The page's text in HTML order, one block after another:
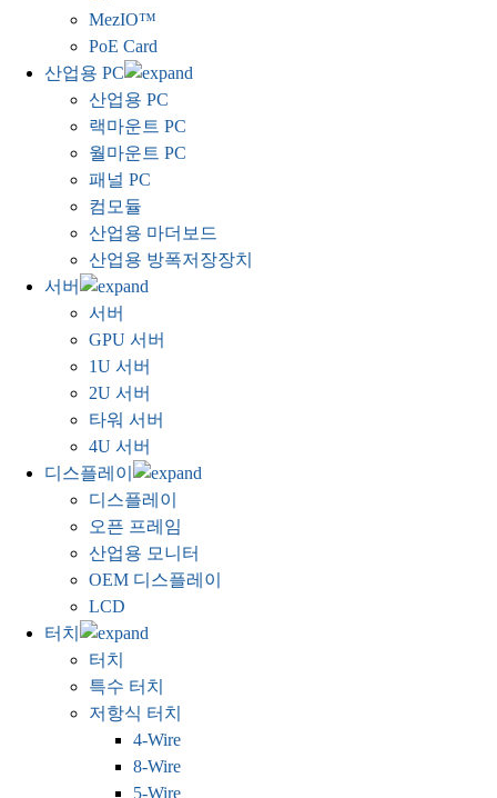
MezIO™
PoE Card
산업용 PC
산업용 PC
랙마운트 PC
월마운트 PC
패널 PC
컴모듈
산업용 마더보드
산업용 방폭저장장치
서버
서버
GPU 서버
1U 서버
2U 서버
타워 서버
4U 서버
디스플레이
디스플레이
오픈 프레임
산업용 모니터
OEM 디스플레이
LCD
터치
터치
특수 터치
저항식 터치
4-Wire
8-Wire
5-Wire